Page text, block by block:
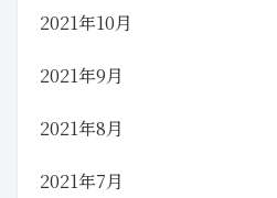
2021年10月
2021年9月
2021年8月
2021年7月